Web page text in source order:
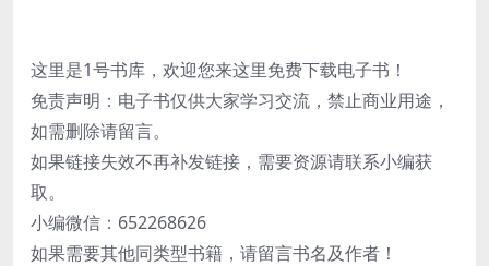
这里是1号书库，欢迎您来这里免费下载电子书！
免责声明：电子书仅供大家学习交流，禁止商业用途，
如需删除请留言。
如果链接失效不再补发链接，需要资源请联系小编获
取。
小编微信：652268626
如果需要其他同类型书籍，请留言书名及作者！